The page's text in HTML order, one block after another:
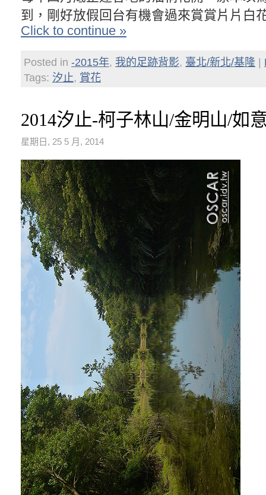
到，剛好放假回台有機會過來賞賞片片白
Click to continue »
Posted in -2015年, 我的足跡背影, 臺北/新北/基隆
Tags: 汐止, 賞花
2014汐止-柯子林山/金明山/如
星期日, 25 5 月, 2014